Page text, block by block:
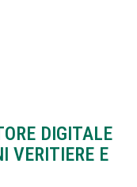
DIGITALE
VERITIERE E